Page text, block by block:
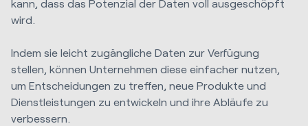
kann, dass das Potenzial der Daten voll ausgeschöpft
wird.
Indem sie leicht zugängliche Daten zur Verfügung
stellen, können Unternehmen diese einfacher nutzen,
um Entscheidungen zu treffen, neue Produkte und
Dienstleistungen zu entwickeln und ihre Abläufe zu
verbessern.